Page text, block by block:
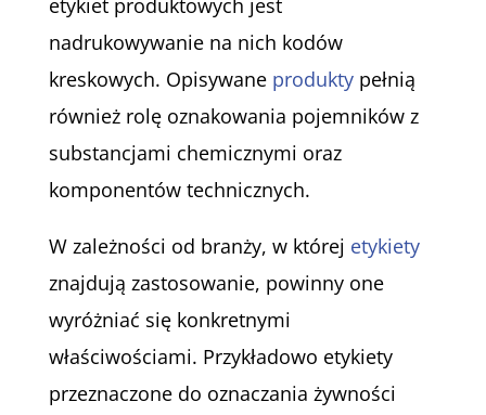
etykiet produktowych jest
nadrukowywanie na nich kodów
kreskowych. Opisywane produktypełnią
również rolę oznakowania pojemników z
substancjami chemicznymi oraz
komponentów technicznych.
W zależności od branży, w której etykiety
znajdują zastosowanie, powinny one
wyróżniać się konkretnymi
właściwościami. Przykładowo etykiety
przeznaczone do oznaczania żywności